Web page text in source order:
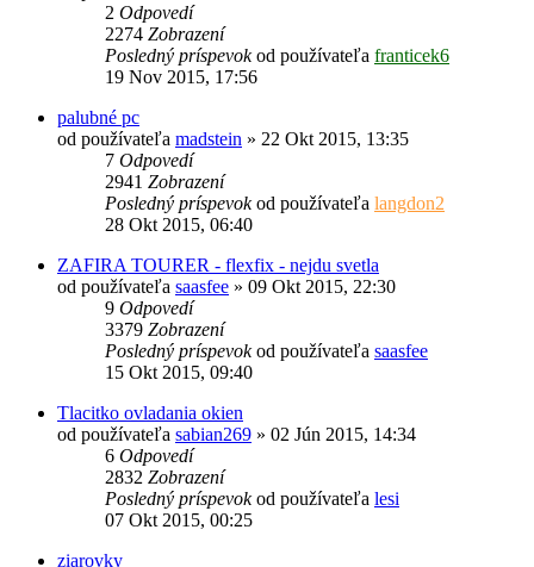
2 Odpovedí
2274 Zobrazení
Posledný príspevokod používateľa franticek6
19 Nov 2015, 17:56
palubné pc
od používateľa madstein » 22 Okt 2015, 13:35
7 Odpovedí
2941 Zobrazení
Posledný príspevokod používateľa langdon2
28 Okt 2015, 06:40
ZAFIRA TOURER - flexfix - nejdu svetla
od používateľa saasfee » 09 Okt 2015, 22:30
9 Odpovedí
3379 Zobrazení
Posledný príspevokod používateľa saasfee
15 Okt 2015, 09:40
Tlacitko ovladania okien
od používateľa sabian269 » 02 Jún 2015, 14:34
6 Odpovedí
2832 Zobrazení
Posledný príspevokod používateľa lesi
07 Okt 2015, 00:25
ziarovky